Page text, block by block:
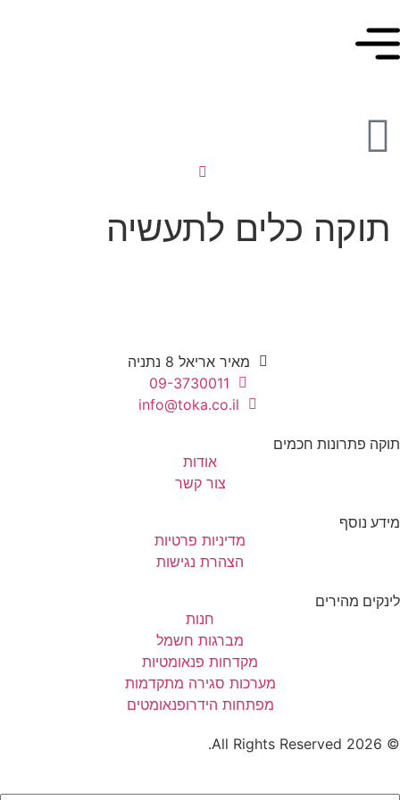
תוקה כלים לתעשיה
מאיר אריאל 8 נתניה
09-3730011
info@toka.co.il
תוקה פתרונות חכמים
אודות
צור קשר
מידע נוסף
מדיניות פרטיות
הצהרת נגישות
לינקים מהירים
חנות
מברגות חשמל
מקדחות פנאומטיות
מערכות סגירה מתקדמות
מפתחות הידרופנאומטים
© 2026 All Rights Reserved.